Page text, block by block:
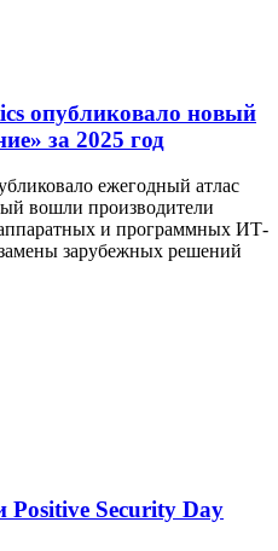
опубликовало новый
за 2025 год
ежегодный атлас
вошли производители
и программных ИТ-
зарубежных решений
Positive Security Day